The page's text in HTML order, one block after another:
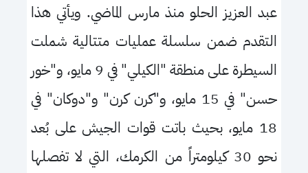
عبد العزيز الحلو منذ مارس الماضي. ويأتي هذا
التقدم ضمن سلسلة عمليات متتالية شملت
السيطرة على منطقة "الكيلي" في 9 مايو، و"خور
حسن" في 15 مايو، و"كرن كرن" و"دوكان" في
18 مايو، بحيث باتت قوات الجيش على بُعد
نحو 30 كيلومتراً من الكرمك، التي لا تفصلها